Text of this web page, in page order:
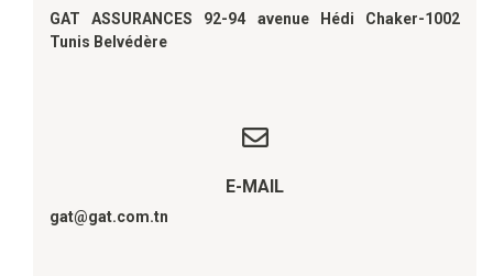
GAT ASSURANCES 92-94 avenue Hédi Chaker-1002
Tunis Belvédère
E-MAIL
gat@gat.com.tn